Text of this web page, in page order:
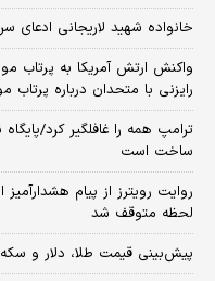
خانواده شهید لاریجانی ادعای
واکنش ارتش آمریکا به پرتاب
رایزنی با متحدان درباره
ترامپ همه را غافلگیر کرد/
ساخت است
روایت رویترز از پیام
لحظه متوقف شد
پیش‌بینی قیمت طلا، دلار و سکه امروز